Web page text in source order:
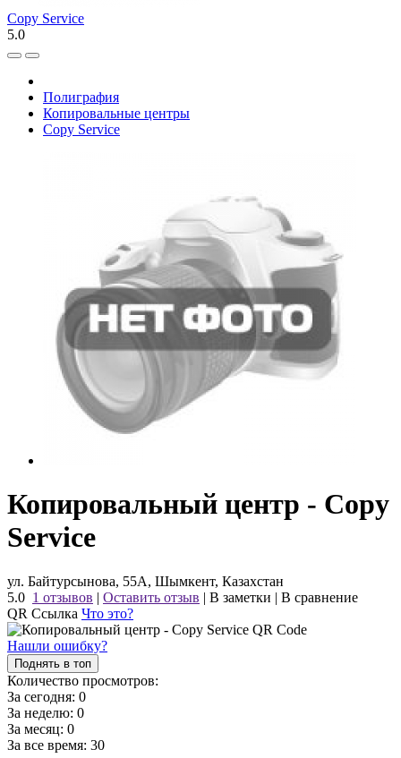
Copy Service
5.0
Полиграфия
Копировальные центры
Copy Service
Копировальный центр - Copy
Service
ул. Байтурсынова, 55А, Шымкент, Казахстан
5.0 1 отзывов | Оставить отзыв | В заметки | В сравнение
QR Ссылка Что это?
Нашли ошибку?
Поднять в топ
Количество просмотров:
За сегодня: 0
За неделю: 0
За месяц: 0
За все время: 30